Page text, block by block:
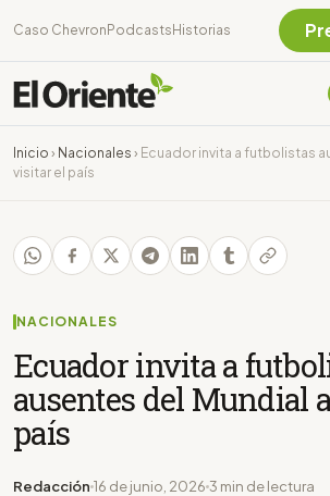
Caso Chevron Podcasts Historias
Inicio › Nacionales › Ecuador invita a futbolistas
visitar el país
NACIONALES
Ecuador invita a
ausentes del Mundial
país
Redacción 16 de junio, 2026 3 min de lectura